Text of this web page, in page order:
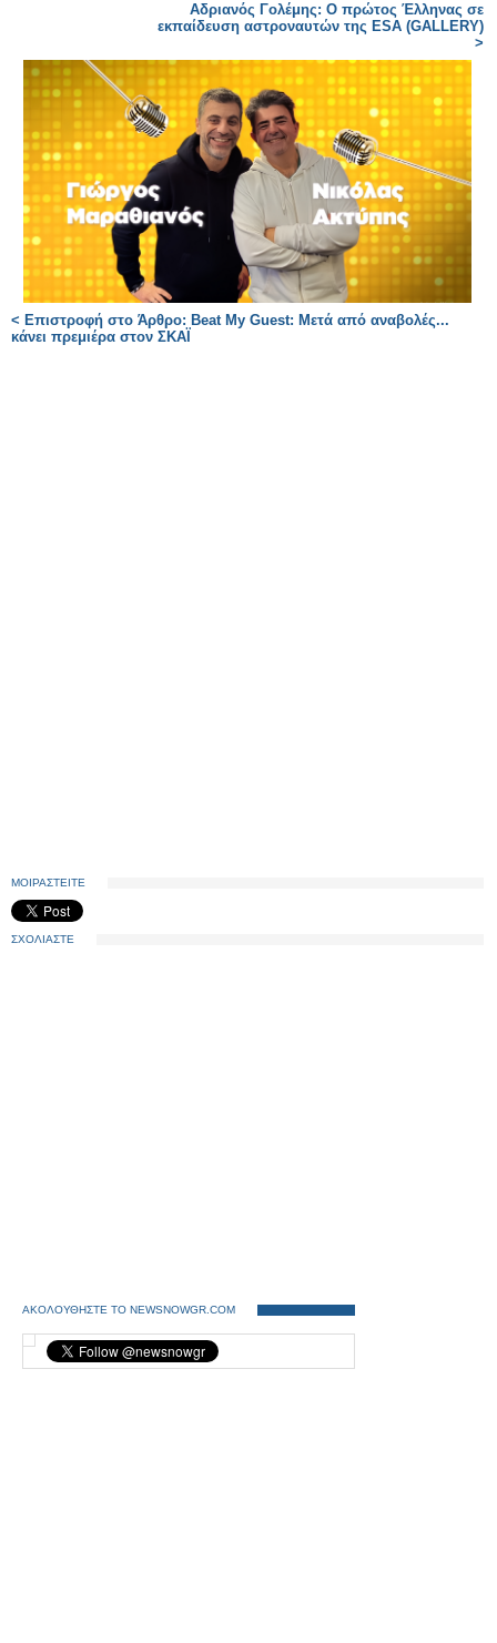
Αδριανός Γολέμης: Ο πρώτος Έλληνας σε
εκπαίδευση αστροναυτών της ESA (GALLERY)
>
< Επιστροφή στο Άρθρο: Beat My Guest: Μετά από αναβολές...
κάνει πρεμιέρα στον ΣΚΑΪ
ΜΟΙΡΑΣΤΕΙΤΕ
ΣΧΟΛΙΑΣΤΕ
ΑΚΟΛΟΥΘΗΣΤΕ ΤΟ NEWSNOWGR.COM